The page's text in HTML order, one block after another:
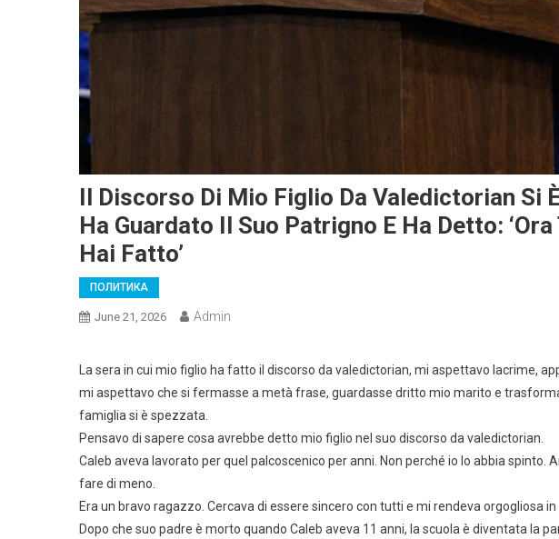
Il Discorso Di Mio Figlio Da Valedictorian Si
Ha Guardato Il Suo Patrigno E Ha Detto:
Hai Fatto’
ПОЛИТИКА
June 21, 2026 Admin
La sera in cui mio figlio ha fatto il discorso da valedictorian, mi aspettavo lacrime,
mi aspettavo che si fermasse a metà frase, guardasse dritto mio marito e
famiglia si è spezzata.
Pensavo di sapere cosa avrebbe detto mio figlio nel suo discorso da valedictorian.
Caleb aveva lavorato per quel palcoscenico per anni. Non perché io lo abbia spinto.
fare di meno.
Era un bravo ragazzo. Cercava di essere sincero con tutti e mi rendeva orgogliosa in
Dopo che suo padre è morto quando Caleb aveva 11 anni, la scuola è diventata la